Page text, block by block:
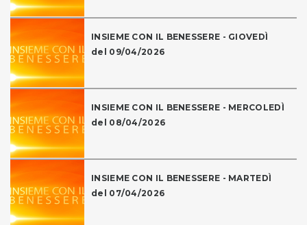
INSIEME CON IL BENESSERE - GIOVEDÌ
del 09/04/2026
INSIEME CON IL BENESSERE - MERCOLEDÌ
del 08/04/2026
INSIEME CON IL BENESSERE - MARTEDÌ
del 07/04/2026